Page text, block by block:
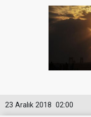
02:00
23 Aralık 2018